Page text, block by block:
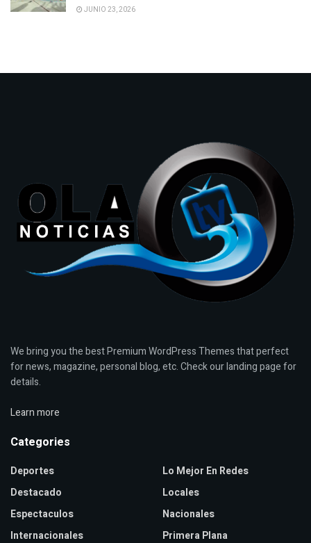
JUNIO 23, 2026
We bring you the best Premium WordPress Themes that perfect
for news, magazine, personal blog, etc. Check our landing page for
details.
Learn more
Categories
Deportes
Destacado
Espectaculos
Internacionales
Lo Mejor En Redes
Locales
Nacionales
Primera Plana